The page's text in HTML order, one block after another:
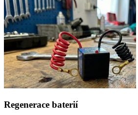
Regenerace baterií